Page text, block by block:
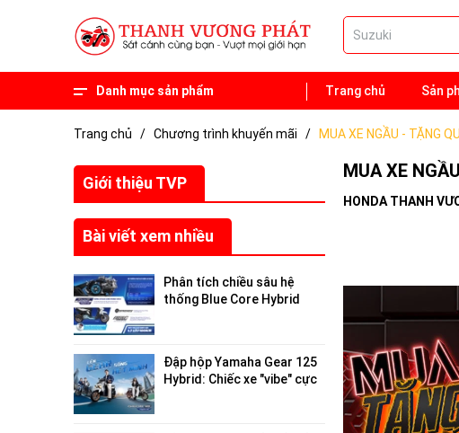
Danh mục sản phẩm Trang chủ Sản
Trang chủ / Chương trình khuyến mãi / MUA XE NGẦU - TẶNG
Giới thiệu TVP
Bài viết xem nhiều
Phân tích chiều sâu hệ
thống Blue Core Hybrid
Đập hộp Yamaha Gear 125
Hybrid: Chiếc xe "vibe" cực
MUA XE
HONDA THANH